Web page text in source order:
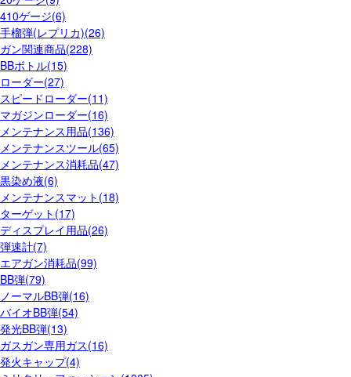
410ゲージ(6)
手榴弾(レプリカ)(26)
ガン関連商品(228)
BBボトル(15)
ローダー(27)
スピードローダー(11)
マガジンローダー(16)
メンテナンス用品(136)
メンテナンスツール(65)
メンテナンス消耗品(47)
黒染め液(6)
メンテナンスマット(18)
ターゲット(17)
ディスプレイ用品(26)
弾速計(7)
エアガン消耗品(99)
BB弾(79)
ノーマルBB弾(16)
バイオBB弾(54)
発光BB弾(13)
ガスガン専用ガス(16)
発火キャップ(4)